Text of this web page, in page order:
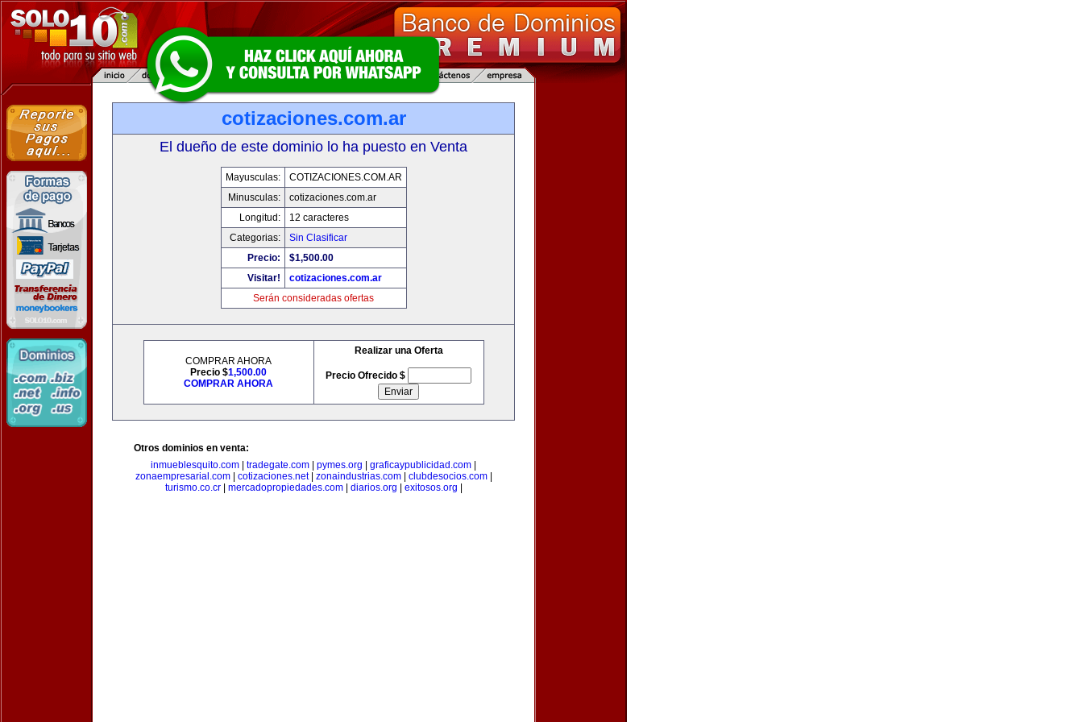
cotizaciones.com.ar
El dueño de este dominio lo ha puesto en Venta
Mayusculas:
COTIZACIONES.COM.AR
Minusculas:
cotizaciones.com.ar
Longitud:
12 caracteres
Categorias:
Sin Clasificar
Precio:
$1,500.00
Visitar!
cotizaciones.com.ar
Serán consideradas ofertas
COMPRAR AHORA
Precio $1,500.00
COMPRAR AHORA
Realizar una Oferta
Precio Ofrecido $
Otros dominios en venta:
inmueblesquito.com
tradegate.com pymes.org graficaypublicidad.com
zonaempresarial.com| cotizaciones.net| zonaindustrias.com| clubdesocios.com|
turismo.co.cr| mercadopropiedades.com| diarios.org exitosos.org